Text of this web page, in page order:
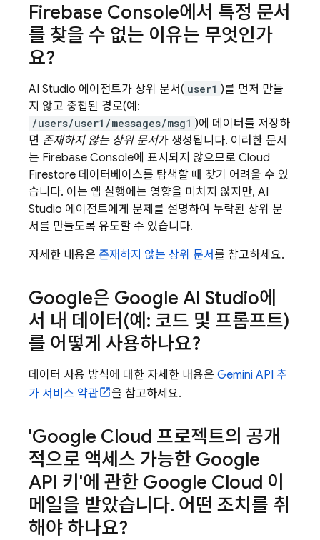
Firebase Console에서 특정 문서
를 찾을 수 없는 이유는 무엇인가
요?
AI Studio 에이전트가 상위 문서( user1 )를 먼저 만들
지 않고 중첩된 경로(예:
/users/user1/messages/msg1 )에 데이터를 저장하
면 존재하지 않는 상위 문서가 생성됩니다. 이러한 문서
는 Firebase Console에 표시되지 않으므로 Cloud
Firestore 데이터베이스를 탐색할 때 찾기 어려울 수 있
습니다. 이는 앱 실행에는 영향을 미치지 않지만, AI
Studio 에이전트에게 문제를 설명하여 누락된 상위 문
서를 만들도록 유도할 수 있습니다.
자세한 내용은 존재하지 않는 상위 문서를 참고하세요.
Google은 Google AI Studio에
서 내 데이터(예: 코드 및 프롬프트)
를 어떻게 사용하나요?
데이터 사용 방식에 대한 자세한 내용은 Gemini API 추
가 서비스 약관
을 참고하세요.
'Google Cloud 프로젝트의 공개
적으로 액세스 가능한 Google
API 키'에 관한 Google Cloud 이
메일을 받았습니다. 어떤 조치를 취
해야 하나요?